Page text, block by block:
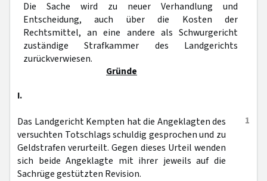
Die Sache wird zu neuer Verhandlung und
Entscheidung, auch über die Kosten der
Rechtsmittel, an eine andere als Schwurgericht
zuständige Strafkammer des Landgerichts
zurückverwiesen.
Gründe
I.
1
Das Landgericht Kempten hat die Angeklagten des
versuchten Totschlags schuldig gesprochen und zu
Geldstrafen verurteilt. Gegen dieses Urteil wenden
sich beide Angeklagte mit ihrer jeweils auf die
Sachrüge gestützten Revision.